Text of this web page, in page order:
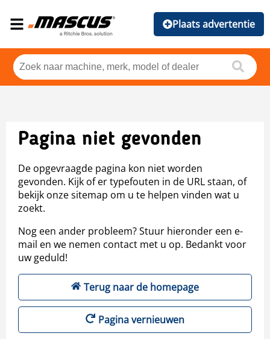
Plaats advertentie
Pagina niet gevonden
De opgevraagde pagina kon niet worden
gevonden. Kijk of er typefouten in de URL staan, of
bekijk onze sitemap om u te helpen vinden wat u
zoekt.
Nog een ander probleem? Stuur hieronder een e-
mail en we nemen contact met u op. Bedankt voor
uw geduld!
Terug naar de homepage
Pagina vernieuwen